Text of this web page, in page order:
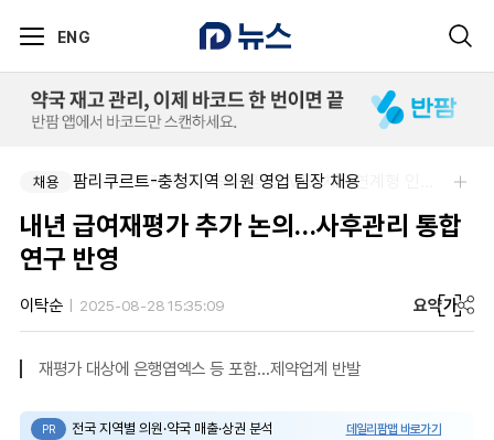
ENG
채용
채용 팜리쿠르트-충청지역 의원 영업 팀장 채용
내년 급여재평가 추가 논의…사후관리 통합
연구 반영
이탁순 2025-08-28 15:35:09 요약가
재평가 대상에 은행엽엑스 등 포함…제약업계 반발
PR 전국 지역별 의원·약국 매출·상권 분석 데일리팜맵 바로가기